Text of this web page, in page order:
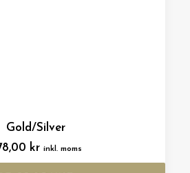
Gold/Silver
kr inkl. moms